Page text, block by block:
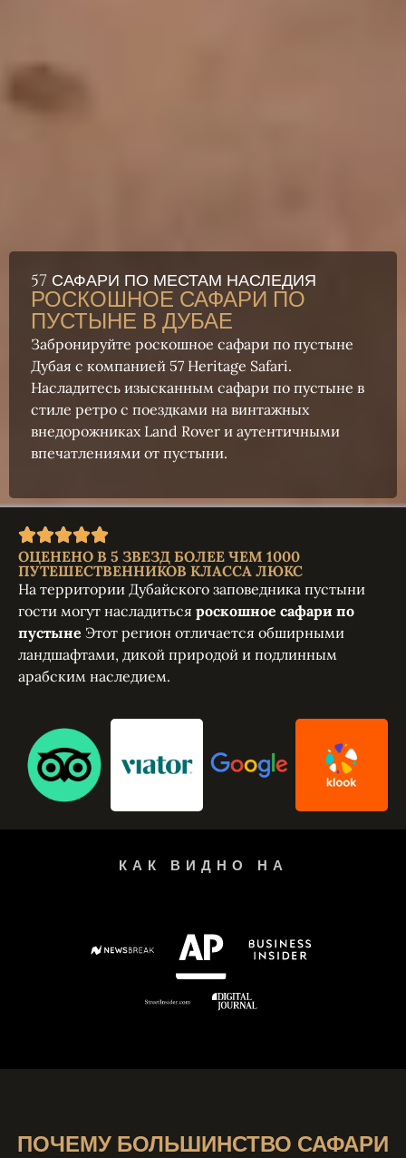
57 САФАРИ ПО МЕСТАМ НАСЛЕДИЯ
РОСКОШНОЕ САФАРИ ПО
ПУСТЫНЕ В ДУБАЕ
Забронируйте роскошное сафари по пустыне
Дубая с компанией 57 Heritage Safari.
Насладитесь изысканным сафари по пустыне в
стиле ретро с поездками на винтажных
внедорожниках Land Rover и аутентичными
впечатлениями от пустыни.
ОЦЕНЕНО В 5 ЗВЕЗД БОЛЕЕ ЧЕМ 1000
ПУТЕШЕСТВЕННИКОВ КЛАССА ЛЮКС
На территории Дубайского заповедника пустыни
гости могут насладиться роскошное сафари по
пустыне Этот регион отличается обширными
ландшафтами, дикой природой и подлинным
арабским наследием.
КАК ВИДНО НА
ПОЧЕМУ БОЛЬШИНСТВО САФАРИ